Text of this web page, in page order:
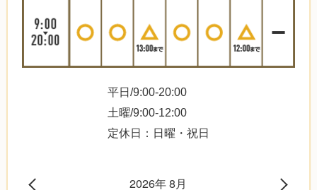
平日/9:00-20:00
土曜/9:00-12:00
定休日：日曜・祝日
2026年 8月